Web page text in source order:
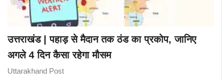
उत्तराखंड | पहाड़ से मैदान तक ठंड का प्रकोप, जानिए
अगले 4 दिन कैसा रहेगा मौसम
Uttarakhand Post